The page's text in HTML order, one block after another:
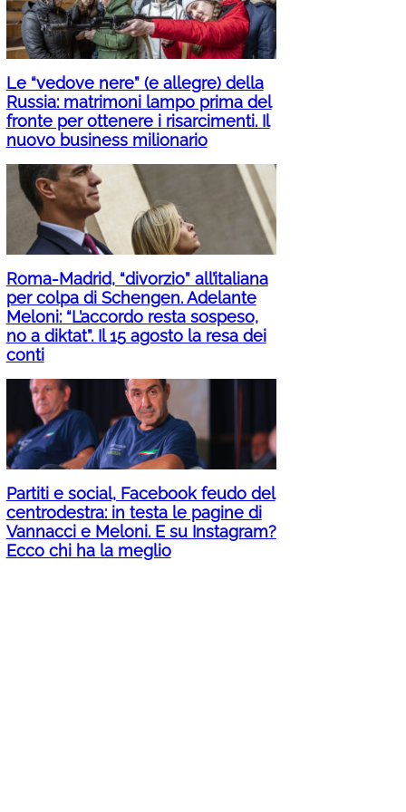
Le “vedove nere” (e allegre) della
Russia: matrimoni lampo prima del
fronte per ottenere i risarcimenti. Il
nuovo business milionario
Roma-Madrid, “divorzio” all’italiana
per colpa di Schengen. Adelante
Meloni: “L’accordo resta sospeso,
no a diktat”. Il 15 agosto la resa dei
conti
Partiti e social, Facebook feudo del
centrodestra: in testa le pagine di
Vannacci e Meloni. E su Instagram?
Ecco chi ha la meglio